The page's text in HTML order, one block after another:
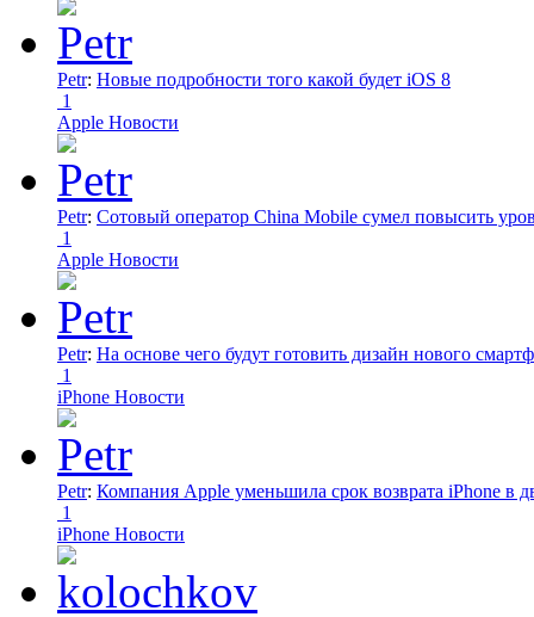
Petr: Новые подробности того какой будет iOS 8
1
Apple Новости
Petr: Сотовый оператор China Mobile сумел повысить
1
Apple Новости
Petr: На основе чего будут готовить дизайн нового
1
iPhone Новости
Petr: Компания Apple уменьшила срок возврата iPhone в
1
iPhone Новости